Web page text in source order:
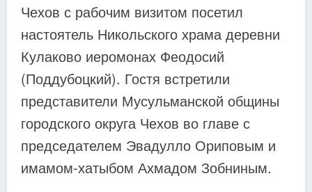
Чехов с рабочим визитом посетил
настоятель Никольского храма деревни
Кулаково иеромонах Феодосий
(Поддубоцкий). Гостя встретили
представители Мусульманской общины
городского округа Чехов во главе с
председателем Эвадулло Ориповым и
имамом-хатыбом Ахмадом Зобниным.